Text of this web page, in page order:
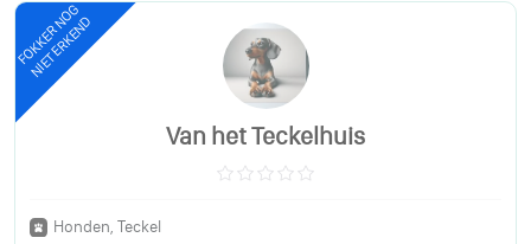
FOKKER NOG
NIET ERKEND
Van het Teckelhuis
Honden, Teckel